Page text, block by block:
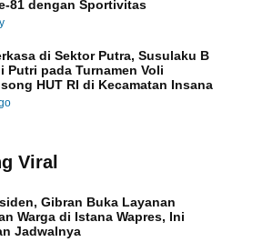
81 dengan Sportivitas
di Sektor Putra, Susulaku B
Putri pada Turnamen Voli
HUT RI di Kecamatan Insana
Viral
Gibran Buka Layanan
Warga di Istana Wapres, Ini
Jadwalnya